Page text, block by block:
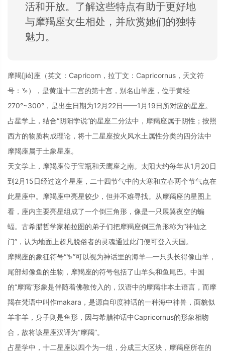
活和开放。 了解这些特点有助于更好地
与摩羯座女生相处， 并欣赏她们的独特
魅力。
摩羯[jié]座（英文：Capricorn，拉丁文：Capricornus，天文符
号：♑），是黄道十二宫的第十宫，别名山羊座，位于黄经
270°~300°，是出生日期为12月22日——1月19日所对应的星座。
占星学上，结合“阴阳学说”的星座二分法中，摩羯座属于阴性；按照
西方的物质构成理论，将十二星座按火风水土属性分类的四分法中
摩羯座属于土象星座。
天文学上，摩羯座位于宝瓶和天鹰座之南。太阳大约每年从1月20日
到2月15日经过这个星座，二十四节气中的大寒和立春两个节气点在
此星座中。摩羯座中亮星较少，但并不难寻找。从摩羯座的星图上
看，座内主要亮星组成了一个倒三角形，像是一只展翼夜空的蝙
蝠。古希腊哲学家柏拉图的弟子们把摩羯座倒三角形称为“神仙之
门”，认为地面上超凡脱俗者的灵魂通过此门便可登入天国。
摩羯座的象征符号“♑”可以视为神话里的海羊—一只头长得像山羊，
尾部却像鱼的生物，摩羯座的符号包括了山羊头和鱼尾巴。中国
的“摩羯”形象是伴随着佛教传入的，汉语中的摩羯非本土语言，而摩
羯在梵语中叫作makara，是源自印度神话的一种海中神兽，面貌似
羊非羊，身子则是鱼形，因与希腊神话中Capricornus的形象相吻
合，故将该星座汉译为“摩羯”。
占星学中，十二星座以四个为一组，分成三大区块，摩羯座所在的